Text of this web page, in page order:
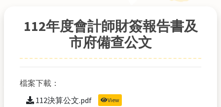
112年度會計師財簽報告書及
市府備查公文
檔案下載：
112決算公文.pdf
View